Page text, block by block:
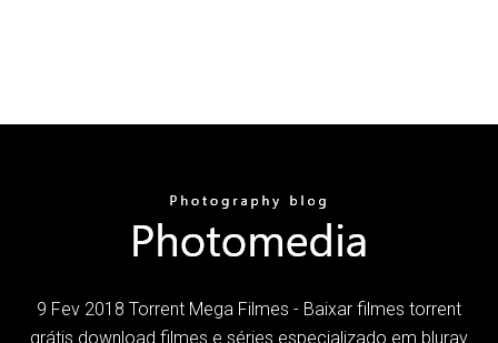
9 Fev 2018 Torrent Mega Filmes - Baixar filmes torrent
grátis download filmes e séries especializado em bluray